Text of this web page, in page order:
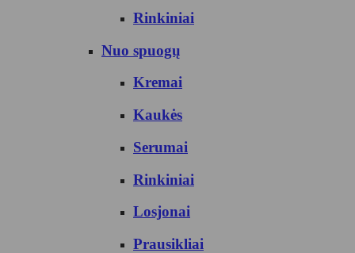
Rinkiniai
Nuo spuogų
Kremai
Kaukės
Serumai
Rinkiniai
Losjonai
Prausikliai